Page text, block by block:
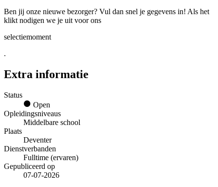
Ben jij onze nieuwe bezorger? Vul dan snel je gegevens in! Als het
klikt nodigen we je uit voor ons
selectiemoment
.
Extra informatie
Status
Open
Opleidingsniveaus
Middelbare school
Plaats
Deventer
Dienstverbanden
Fulltime (ervaren)
Gepubliceerd op
07-07-2026